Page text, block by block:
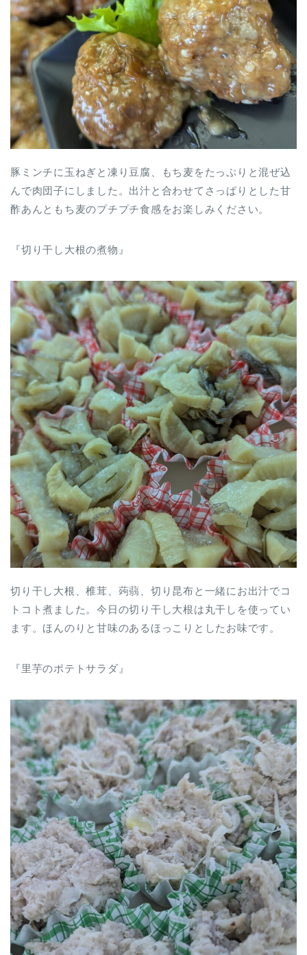
豚ミンチに玉ねぎと凍り豆腐、もち麦をたっぷりと混ぜ込
んで肉団子にしました。出汁と合わせてさっぱりとした甘
酢あんともち麦のプチプチ食感をお楽しみください。
『切り干し大根の煮物』
切り干し大根、椎茸、蒟蒻、切り昆布と一緒にお出汁でコ
トコト煮ました。今日の切り干し大根は丸干しを使ってい
ます。ほんのりと甘味のあるほっこりとしたお味です。
『里芋のポテトサラダ』